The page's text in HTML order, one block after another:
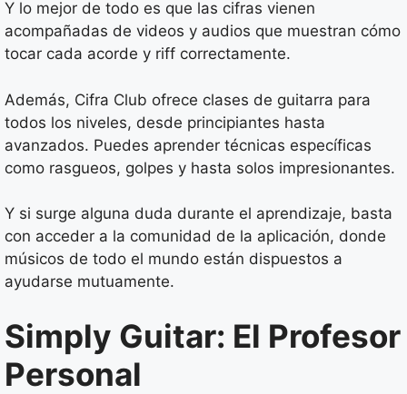
Y lo mejor de todo es que las cifras vienen
acompañadas de videos y audios que muestran cómo
tocar cada acorde y riff correctamente.
Además, Cifra Club ofrece clases de guitarra para
todos los niveles, desde principiantes hasta
avanzados. Puedes aprender técnicas específicas
como rasgueos, golpes y hasta solos impresionantes.
Y si surge alguna duda durante el aprendizaje, basta
con acceder a la comunidad de la aplicación, donde
músicos de todo el mundo están dispuestos a
ayudarse mutuamente.
Simply Guitar: El Profesor
Personal